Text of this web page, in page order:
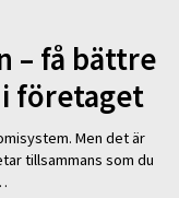
– få bättre
företaget
Men det är
tillsammans som du